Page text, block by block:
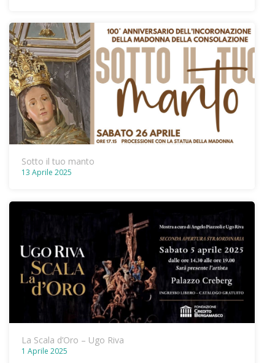
Sotto il tuo manto
13 Aprile 2025
La Scala d’Oro – Ugo Riva
1 Aprile 2025